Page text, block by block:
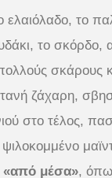
ελαιόλαδο, το
το σκόρδο,
σκάρους
ζάχαρη,
στο τέλος,
«από μέσα»,